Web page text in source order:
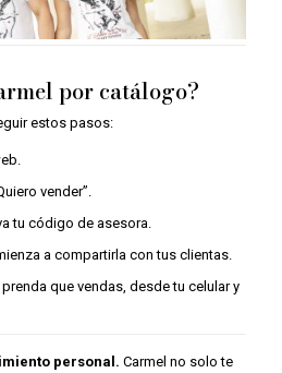
por catálogo?
estos pasos:
vender”.
tu código de asesora.
a compartirla con tus clientas.
que vendas, desde tu celular y
personal. Carmel no solo te